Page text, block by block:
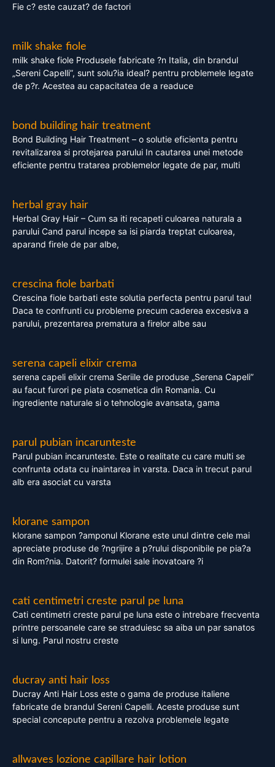
Fie c? este cauzat? de factori
milk shake fiole
milk shake fiole Produsele fabricate ?n Italia, din brandul
„Sereni Capelli”, sunt solu?ia ideal? pentru problemele legate
de p?r. Acestea au capacitatea de a readuce
bond building hair treatment
Bond Building Hair Treatment – o solutie eficienta pentru
revitalizarea si protejarea parului In cautarea unei metode
eficiente pentru tratarea problemelor legate de par, multi
herbal gray hair
Herbal Gray Hair – Cum sa iti recapeti culoarea naturala a
parului Cand parul incepe sa isi piarda treptat culoarea,
aparand firele de par albe,
crescina fiole barbati
Crescina fiole barbati este solutia perfecta pentru parul tau!
Daca te confrunti cu probleme precum caderea excesiva a
parului, prezentarea prematura a firelor albe sau
serena capeli elixir crema
serena capeli elixir crema Seriile de produse „Serena Capeli”
au facut furori pe piata cosmetica din Romania. Cu
ingrediente naturale si o tehnologie avansata, gama
parul pubian incarunteste
Parul pubian incarunteste. Este o realitate cu care multi se
confrunta odata cu inaintarea in varsta. Daca in trecut parul
alb era asociat cu varsta
klorane sampon
klorane sampon ?amponul Klorane este unul dintre cele mai
apreciate produse de ?ngrijire a p?rului disponibile pe pia?a
din Rom?nia. Datorit? formulei sale inovatoare ?i
cati centimetri creste parul pe luna
Cati centimetri creste parul pe luna este o intrebare frecventa
printre persoanele care se straduiesc sa aiba un par sanatos
si lung. Parul nostru creste
ducray anti hair loss
Ducray Anti Hair Loss este o gama de produse italiene
fabricate de brandul Sereni Capelli. Aceste produse sunt
special concepute pentru a rezolva problemele legate
allwaves lozione capillare hair lotion